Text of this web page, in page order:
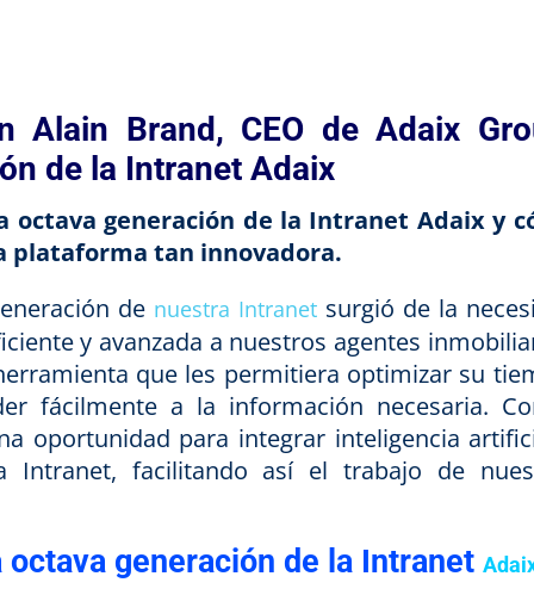
Alain Brand, CEO de Adaix
de la Intranet Adaix
octava generación de la Intranet Adaix y
plataforma tan innovadora.
de nuestra Intranetsurgió de la
y avanzada a nuestros agentes
que les permitiera optimizar su
fácilmente a la información necesaria.
oportunidad para integrar inteligencia
Intranet, facilitando así el trabajo de
octava generación de la Intranet